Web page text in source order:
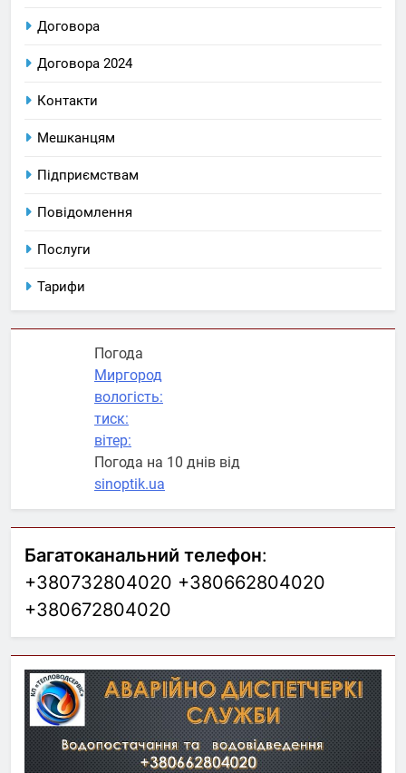
Договора
Договора 2024
Контакти
Мешканцям
Підприємствам
Повідомлення
Послуги
Тарифи
Погода
Миргород
вологість:
тиск:
вітер:
Погода на 10 днів від
sinoptik.ua
Багатоканальний телефон:
+380732804020 +380662804020
+380672804020